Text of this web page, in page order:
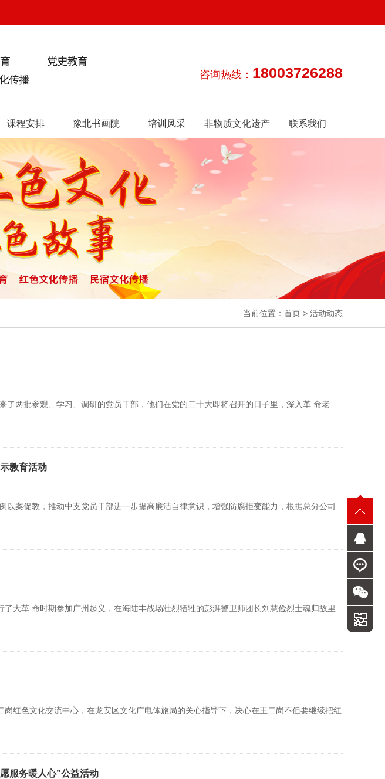
咨询热线： 18003726288
课程安排 豫北书画院 培训风采 非物质文化遗产
传承
联系我们
当前位置： 首页 > 活动动态
两批参观、学习、调研的党员干部，他们在党的二十大即将召开的日子里，深入革 命老
教育活动
案促教，推动中支党员干部进一步提高廉洁自律意识，增强防腐拒变能力，根据总分公司
革 命时期参加广州起义，在海陆丰战场壮烈牺牲的彭湃警卫师团长刘慧俭烈士魂归故里
色文化交流中心，在龙安区文化广电体旅局的关心指导下，决心在王二岗不但要继续把红
服务暖人心”公益活动